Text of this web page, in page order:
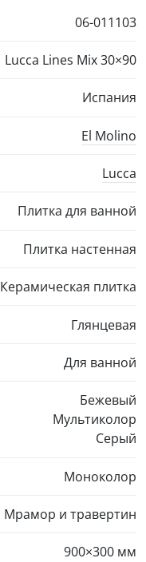
06-011103
Lucca Lines Mix30×90
Испания
El Molino
Lucca
Плитка для ванной
Плитка настенная
Керамическая плитка
Глянцевая
Для ванной
Бежевый
Мультиколор
Серый
Моноколор
Мрамор и травертин
900×300 мм